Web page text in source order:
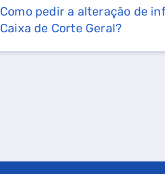
Como pedir a alteração de
Caixa de Corte Geral?